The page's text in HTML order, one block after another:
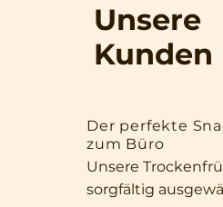
Unsere
Kunden
Der perfekte
zum Büro
Unsere
sorgfältig